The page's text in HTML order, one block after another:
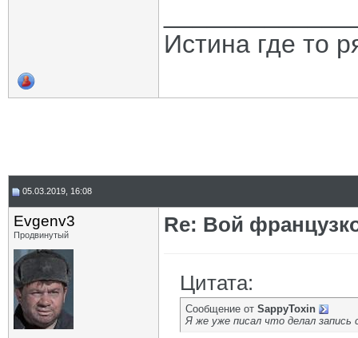
Истина где то
05.03.2019, 16:08
Evgenv3
Продвинутый Re: Вой
Цитата:
Сообщение от SappyToxin
Я же уже писал что делал